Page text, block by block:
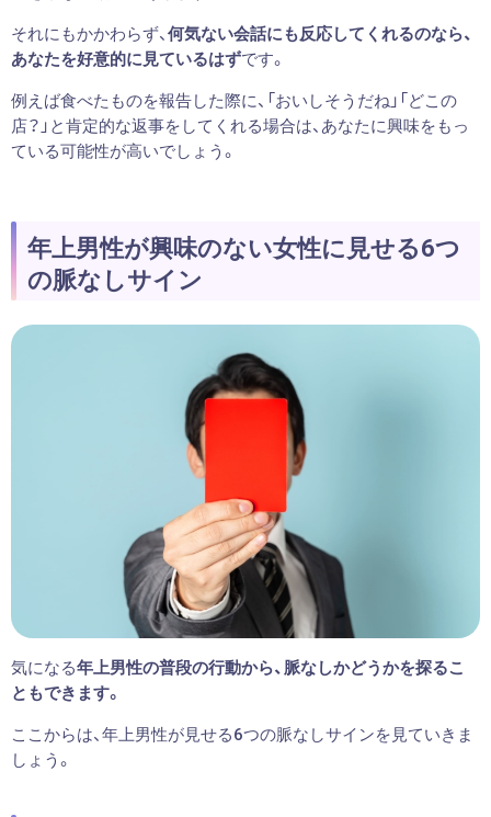
それにもかかわらず、何気ない会話にも反応してくれるのなら、
あなたを好意的に見ているはずです。
例えば食べたものを報告した際に、「おいしそうだね」「どこの
店？」と肯定的な返事をしてくれる場合は、あなたに興味をもっ
ている可能性が高いでしょう。
年上男性が興味のない女性に見せる6つ
の脈なしサイン
気になる年上男性の普段の行動から、脈なしかどうかを探るこ
ともできます。
ここからは、年上男性が見せる6つの脈なしサインを見ていきま
しょう。